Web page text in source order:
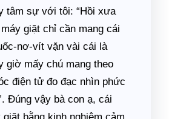
tâm sự với tôi: “Hồi xưa
giặt chỉ cần mang cái
nơ-vít vặn vài cái là
giờ mấy chú mang theo
điện tử đo đạc nhìn phức
Đúng vậy bà con ạ, cái
bằng kinh nghiệm cảm